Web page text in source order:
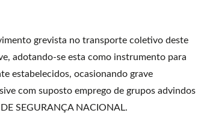
grevista no transporte coletivo deste
adotando-se esta como instrumento para
estabelecidos, ocasionando grave
com suposto emprego de grupos advindos
SEGURANÇA NACIONAL.